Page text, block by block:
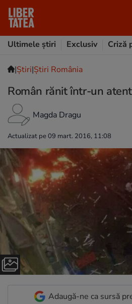
Ultimele știri
Exclusiv Criză
|Ştiri|Știri România
Român rănit într-un
Magda Dragu
Actualizat pe 09 mart. 2016, 11:08
Adaugă-ne ca sursă